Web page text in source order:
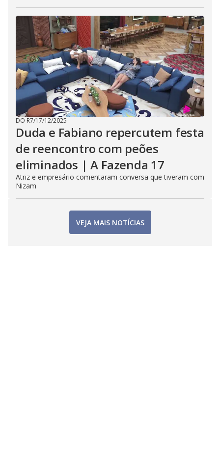
DO R7/17/12/2025
Duda e Fabiano repercutem festa
de reencontro com peões
eliminados | A Fazenda 17
Atriz e empresário comentaram conversa que tiveram com
Nizam
VEJA MAIS NOTÍCIAS